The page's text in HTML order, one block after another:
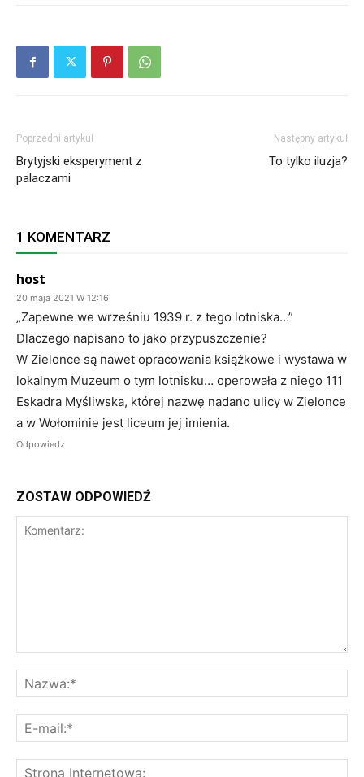
Poprzedni artykuł
Brytyjski eksperyment z
palaczami
Następny artykuł
To tylko iluzja?
1 KOMENTARZ
host
20 maja 2021 W 12:16
„Zapewne we wrześniu 1939 r. z tego lotniska…”
Dlaczego napisano to jako przypuszczenie?
W Zielonce są nawet opracowania książkowe i wystawa w
lokalnym Muzeum o tym lotnisku… operowała z niego 111
Eskadra Myśliwska, której nazwę nadano ulicy w Zielonce
a w Wołominie jest liceum jej imienia.
Odpowiedz
ZOSTAW ODPOWIEDŹ